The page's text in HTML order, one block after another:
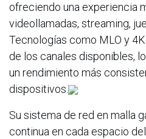
ofreciendo una experiencia
videollamadas, streaming,
Tecnologías como MLO y
de los canales disponibles,
un rendimiento más
dispositivos.
Su sistema de red en malla
continua en cada espacio